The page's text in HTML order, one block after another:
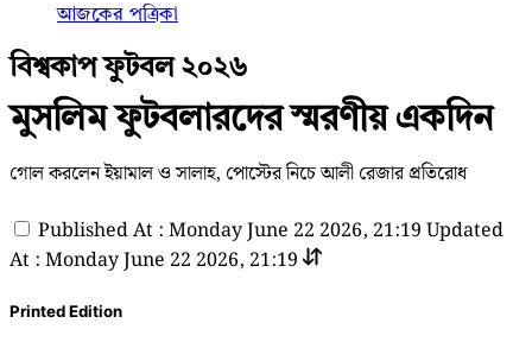
আজকের পত্রিকা
বিশ্বকাপ ফুটবল ২০২৬
মুসলিম ফুটবলারদের স্মরণীয় একদিন
গোল করলেন ইয়ামাল ও সালাহ, পোস্টের নিচে আলী রেজার প্রতিরোধ
Published At : Monday June 22 2026, 21:19 Updated
At : Monday June 22 2026, 21:19
Printed Edition